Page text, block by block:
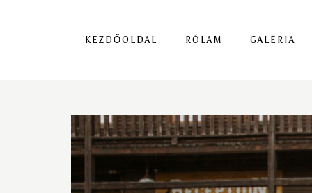
KEZDŐOLDAL RÓLAM GALÉRIA